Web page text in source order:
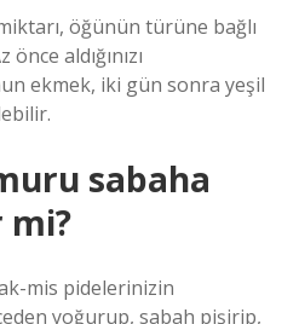
öğünün türüne bağlı
aldığınızı
ekmek, iki gün sonra yeşil
sabaha
mi?
mis pidelerinizin
yoğurup, sabah pişirip,